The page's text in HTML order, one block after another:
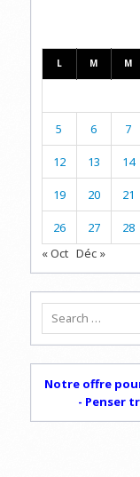
L M M
5 6 7
12 13 14
19 20 21
26 27 28
« Oct Déc »
Search
Notre offre
- Penser